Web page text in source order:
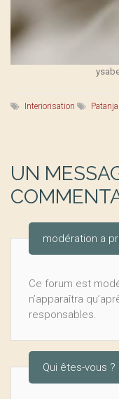
Interiorisation
UN
modération a
Ce forum est
n’apparaîtra
responsables.
Qui êtes-vous ?